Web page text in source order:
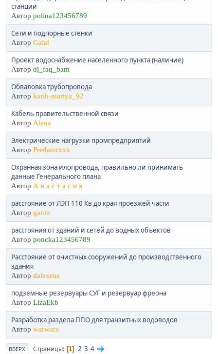
станции
Автор polina123456789
Сети и подпорные стенки
Автор Galal
Проект водоснабжение населенного пункта (наличие)
Автор dj_faq_bam
Обваловка трубопровода
Автор karih-mariya_92
Кабель правительственной связи
Автор Alena
Электрические нагрузки промпредприятий
Автор Predatorxxx
Охранная зона илопровода, правильно ли принимать
данные Генерального плана
Автор А н а с т а с и я
расстояние от ЛЭП 110 Кв до края проезжей части
Автор ganin
расстояния от зданий и сетей до водных объектов
Автор poncka123456789
Расстояние от очистных сооружений до производственного
здания
Автор dalexeus
подземные резервуары СУГ и резервуар фреона
Автор LizaEkb
Разработка раздела ППО для транзитных водоводов
Автор warwara
ВВЕРХ Страницы 1 2 3 4